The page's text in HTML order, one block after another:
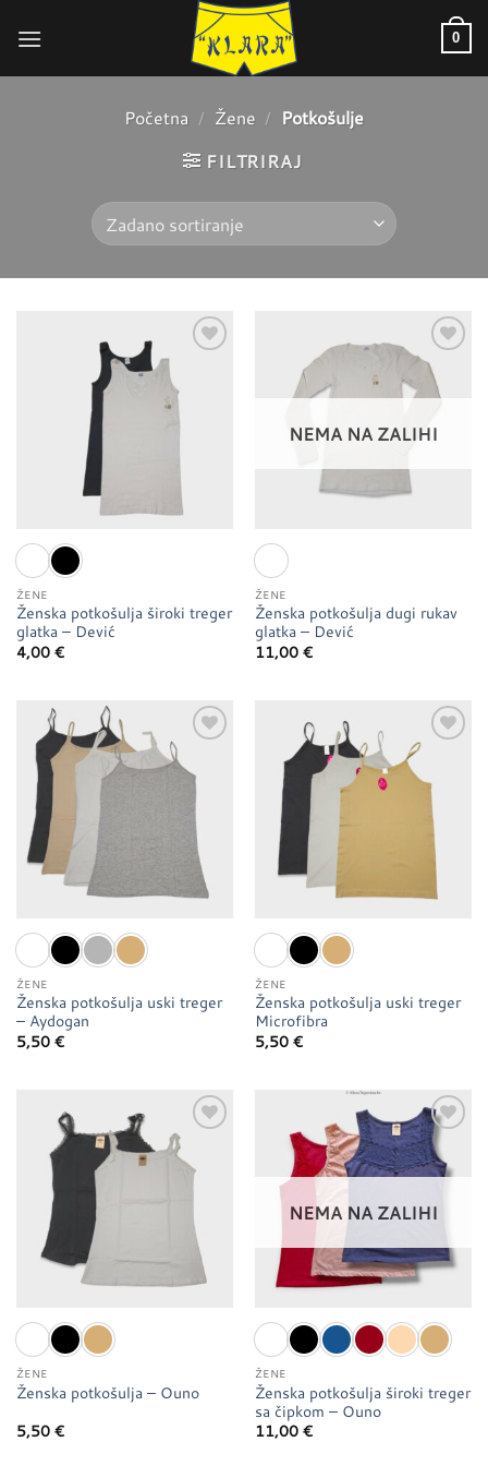
0
Početna / Žene / Potkošulje
FILTRIRAJ
ŽENE
Ženska potkošulja široki treger
glatka – Dević
4,00 €
Dodaj u
favorite
NEMA NA ZALIHI
ŽENE
Ženska potkošulja dugi rukav
glatka – Dević
11,00 €
Dodaj u
favorite
ŽENE
Ženska potkošulja uski treger
– Aydogan
5,50 €
Dodaj u
favorite
ŽENE
Ženska potkošulja uski treger
Microfibra
5,50 €
Dodaj u
favorite
ŽENE
Ženska potkošulja – Ouno
5,50 €
Dodaj u
favorite
NEMA NA ZALIHI
ŽENE
Ženska potkošulja široki treger
sa čipkom – Ouno
11,00 €